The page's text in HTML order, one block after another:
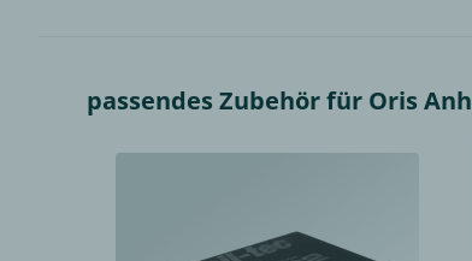
passendes Zubehör für Oris